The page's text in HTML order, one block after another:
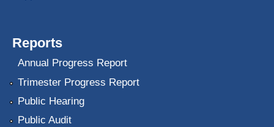
Reports
Annual Progress Report
Trimester Progress Report
Public Hearing
Public Audit